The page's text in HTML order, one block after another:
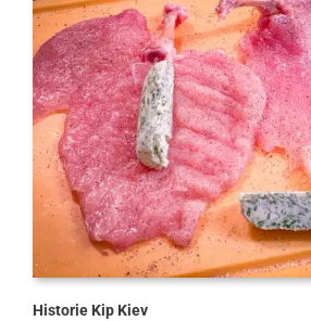
Historie Kip Kiev